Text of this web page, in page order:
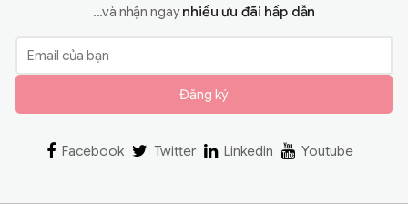
...và nhận ngaynhiều ưu đãi hấp dẫn
Đăng ký
Facebook Twitter Linkedin Youtube